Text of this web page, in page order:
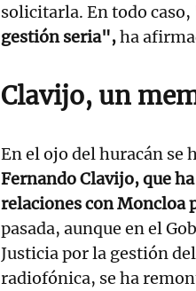
solicitarla. En todo caso,
gestión seria",ha
Clavijo, un
En el ojo del huracán se
Fernando Clavijo, que
relaciones con Moncloa
pasada, aunque en el
Justicia por la gestión
radiofónica, se ha